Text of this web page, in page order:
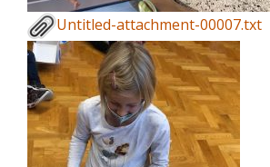
Untitled-attachment-00007.txt